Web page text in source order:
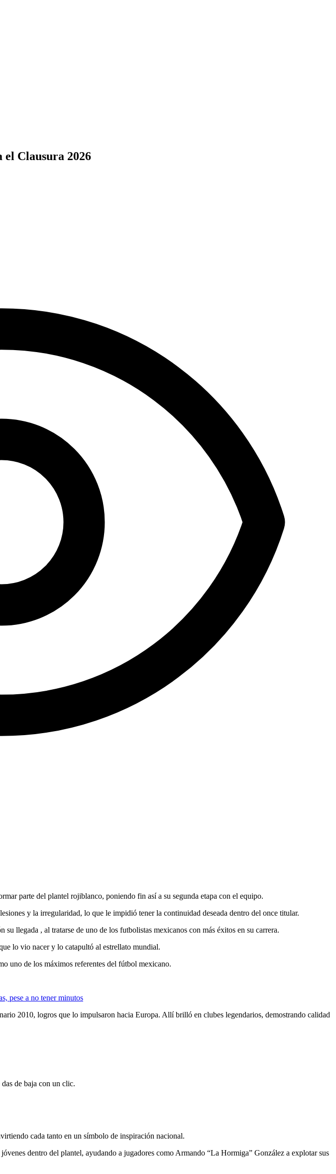
Clausura 2026
parte del plantel rojiblanco, poniendo fin así a su segunda etapa con el equipo.
y la irregularidad, lo que le impidió tener la continuidad deseada dentro del once titular.
llegada , al tratarse de uno de los futbolistas mexicanos con más éxitos en su carrera.
lo vio nacer y lo catapultó al estrellato mundial.
uno de los máximos referentes del fútbol mexicano.
pese a no tener minutos
2010, logros que lo impulsaron hacia Europa. Allí brilló en clubes legendarios, demostrando calidad
de baja con un clic.
cada tanto en un símbolo de inspiración nacional.
dentro del plantel, ayudando a jugadores como Armando “La Hormiga” González a explotar sus